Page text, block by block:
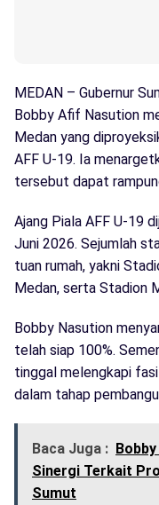
MEDAN – Gubernur
Bobby Afif Nasution
Medan yang
AFF U-19. Ia
tersebut dapat
Ajang Piala AFF U-19
Juni 2026. Sejumlah
tuan rumah, yakni
Medan, serta Stadion
Bobby Nasution
telah siap 100%.
tinggal melengkapi
dalam tahap
Baca Juga :
Sinergi Terkait
Sumut